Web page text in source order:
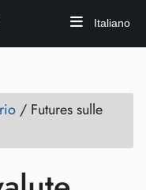
Italiano
/ Futures sulle